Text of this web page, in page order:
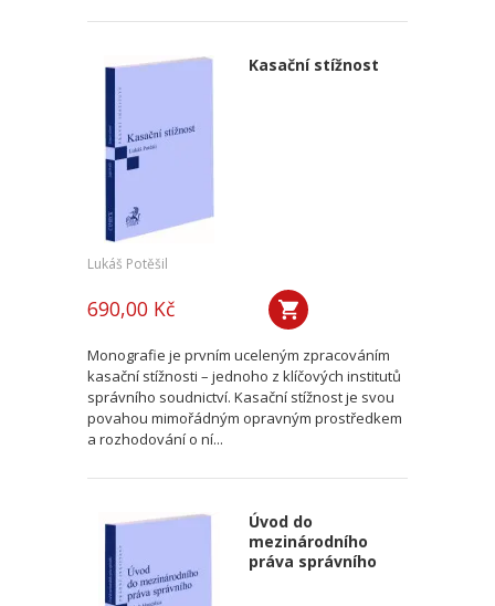
Kasační stížnost
Lukáš Potěšil
690,00 Kč
Monografie je prvním uceleným zpracováním
kasační stížnosti – jednoho z klíčových institutů
správního soudnictví. Kasační stížnost je svou
povahou mimořádným opravným prostředkem
a rozhodování o ní...
Úvod do
mezinárodního
práva správního